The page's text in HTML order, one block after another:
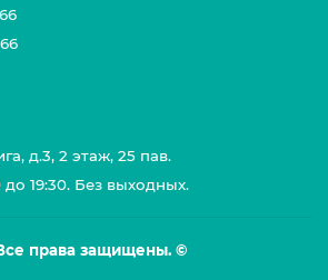
д.3, 2 этаж, 25 пав.
до 19:30. Без выходных.
права защищены. ©